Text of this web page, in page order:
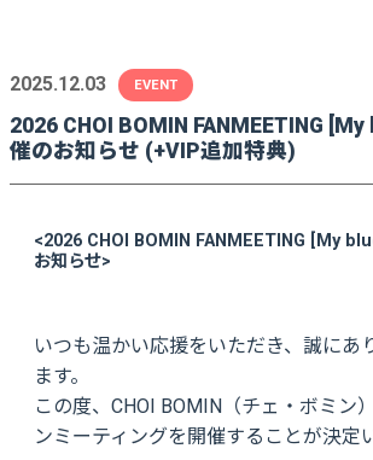
2025.12.03 EVENT
2026 CHOI BOMIN FANMEETING
催のお知らせ (+VIP追加特典)
<2026 CHOI BOMIN FANMEETING [My
お知らせ>
いつも温かい応援をいただき、誠にあ
ます。
この度、CHOI BOMIN（チェ・ボミン
ンミーティングを開催することが決定